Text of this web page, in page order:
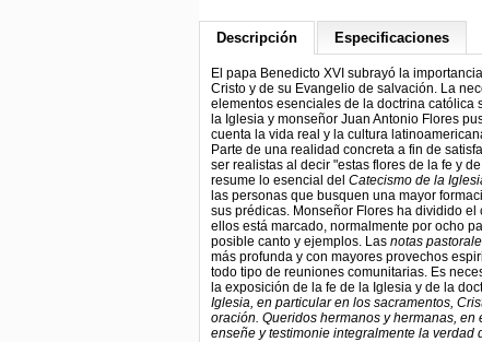
Descripción Especificaciones
El papa Benedicto XVI subrayó la
Cristo y de su Evangelio de salvación. La
elementos esenciales de la doctrina católica
la Iglesia y monseñor Juan Antonio Flores
cuenta la vida real y la cultura
Parte de una realidad concreta a fin de
ser realistas al decir "estas flores de la fe y
resume lo esencial del Catecismo de la
las personas que busquen una mayor
sus prédicas. Monseñor Flores ha dividido el
ellos está marcado, normalmente por ocho
posible canto y ejemplos. Las notas
más profunda y con mayores provechos
todo tipo de reuniones comunitarias. Es
la exposición de la fe de la Iglesia y de la
Iglesia, en particular en los sacramentos,
oración. Queridos hermanos y hermanas,
enseñe y testimonie integralmente la verdad